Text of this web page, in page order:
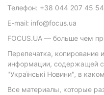
Телефон: +38 044 207 45 54
E-mail: info@focus.ua
FOCUS.UA — больше чем
Перепечатка, копирование
информации, содержащей
"Українські Новини", в
Все материалы, которые